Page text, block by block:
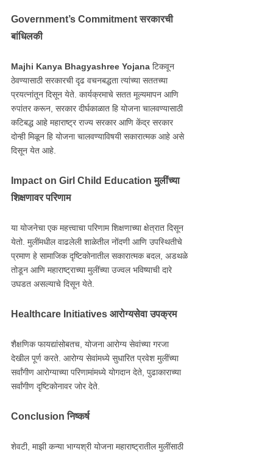
Government’s Commitment सरकारची
बांधिलकी
Majhi Kanya Bhagyashree Yojana टिकवून
ठेवण्यासाठी सरकारची दृढ वचनबद्धता त्यांच्या सततच्या
प्रयत्नांतून दिसून येते. कार्यक्रमाचे सतत मूल्यमापन आणि
रुपांतर करून, सरकार दीर्घकाळात हि योजना चालवण्यासाठी
कटिबद्ध आहे महाराष्ट्र राज्य सरकार आणि केंद्र सरकार
दोन्ही मिळून हि योजना चालवण्याविषयी सकारात्मक आहे असे
दिसून येत आहे.
Impact on Girl Child Education मुलींच्या
शिक्षणावर परिणाम
या योजनेचा एक महत्त्वाचा परिणाम शिक्षणाच्या क्षेत्रात दिसून
येतो. मुलींमधील वाढलेली शाळेतील नोंदणी आणि उपस्थितीचे
प्रमाण हे सामाजिक दृष्टिकोनातील सकारात्मक बदल, अडथळे
तोडून आणि महाराष्ट्राच्या मुलींच्या उज्वल भविष्याची दारे
उघडत असल्याचे दिसून येते.
Healthcare Initiatives आरोग्यसेवा उपक्रम
शैक्षणिक फायद्यांसोबतच, योजना आरोग्य सेवांच्या गरजा
देखील पूर्ण करते. आरोग्य सेवांमध्ये सुधारित प्रवेश मुलींच्या
सर्वांगीण आरोग्याच्या परिणामांमध्ये योगदान देते, पुढाकाराच्या
सर्वांगीण दृष्टिकोनावर जोर देते.
Conclusion निष्कर्ष
शेवटी, माझी कन्या भाग्यश्री योजना महाराष्ट्रातील मुलींसाठी